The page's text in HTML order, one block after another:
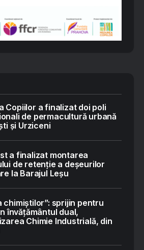
Copiilor a finalizat doi poli
de permacultură urbană
și Urziceni
a finalizat montarea
de retenție a deșeurilor
la Barajul Leșu
chimiștilor”: sprijin pentru
învățământul dual,
Chimie Industrială, din